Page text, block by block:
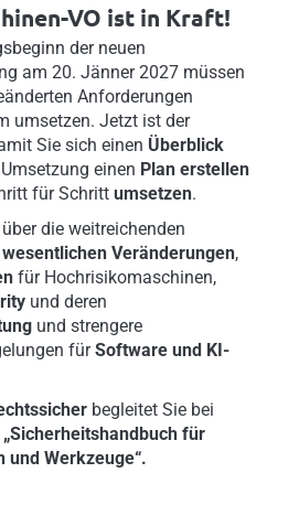
VO ist in Kraft!
der neuen
am 20. Jänner 2027 müssen
Anforderungen
umsetzen. Jetzt ist der
Sie sich einen Überblick
einen Plan erstellen
für Schritt umsetzen.
die weitreichenden
wesentlichen Veränderungen,
für Hochrisikomaschinen,
und deren
und strengere
fürSoftware und KI-
begleitet Sie bei
„Sicherheitshandbuch für
und Werkzeuge“.